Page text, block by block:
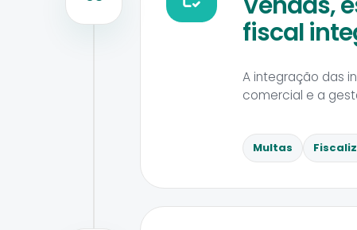
fiscal
A integração das
comercial e a
Multas